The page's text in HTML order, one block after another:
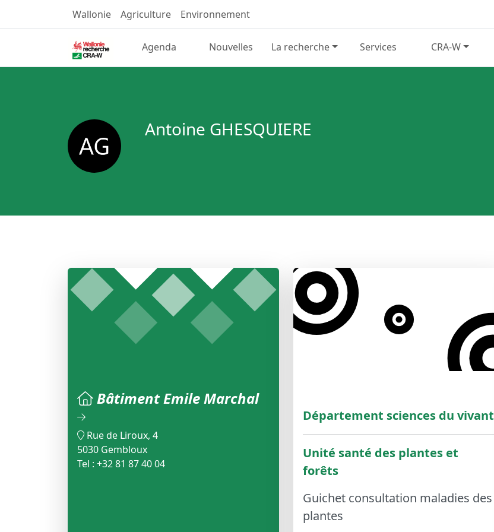
Wallonie Agriculture Environnement
Agenda Nouvelles La recherche Services CRA-W
Antoine GHESQUIERE
Bâtiment Emile Marchal
Rue de Liroux, 4
5030 Gembloux
Tel : +32 81 87 40 04
Département sciences du vivant
Unité santé des plantes et
forêts
Guichet consultation maladies des
plantes